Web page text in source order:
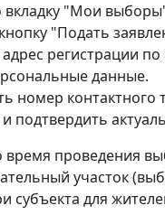
вкладку "Мои
"Подать
регистрации
данные.
номер контактного
подтвердить
время проведения
участок
субъекта для